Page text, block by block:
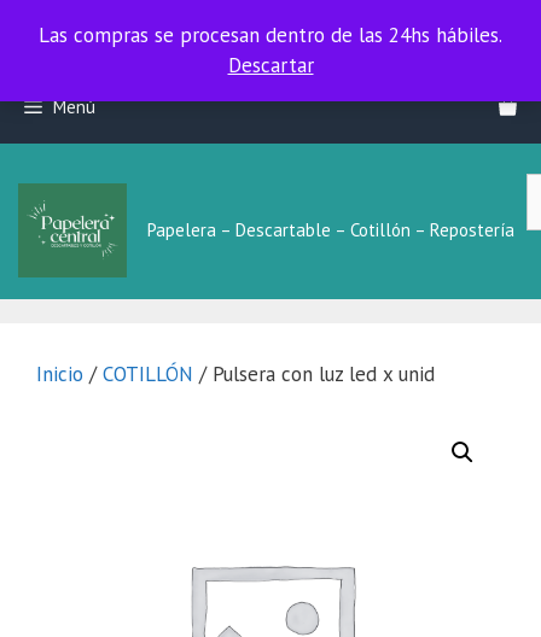
Las compras se procesan dentro de las 24hs hábiles.
Las compras se procesan dentro de las 24hs hábiles.
Descartar
contenido
Menú
Papelera – Descartable – Cotillón – Repostería
Inicio /COTILLÓN / Pulsera con luz led x unid